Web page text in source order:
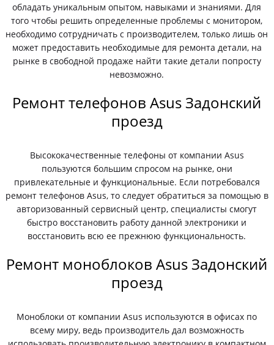
обладать уникальным опытом, навыками и знаниями. Для
того чтобы решить определенные проблемы с монитором,
необходимо сотрудничать с производителем, только лишь он
может предоставить необходимые для ремонта детали, на
рынке в свободной продаже найти такие детали попросту
невозможно.
Ремонт телефонов Asus Задонский
проезд
Высококачественные телефоны от компании Asus
пользуются большим спросом на рынке, они
привлекательные и функциональные. Если потребовался
ремонт телефонов Asus, то следует обратиться за помощью в
авторизованный сервисный центр, специалисты смогут
быстро восстановить работу данной электроники и
восстановить всю ее прежнюю функциональность.
Ремонт моноблоков Asus Задонский
проезд
Моноблоки от компании Asus используются в офисах по
всему миру, ведь производитель дал возможность